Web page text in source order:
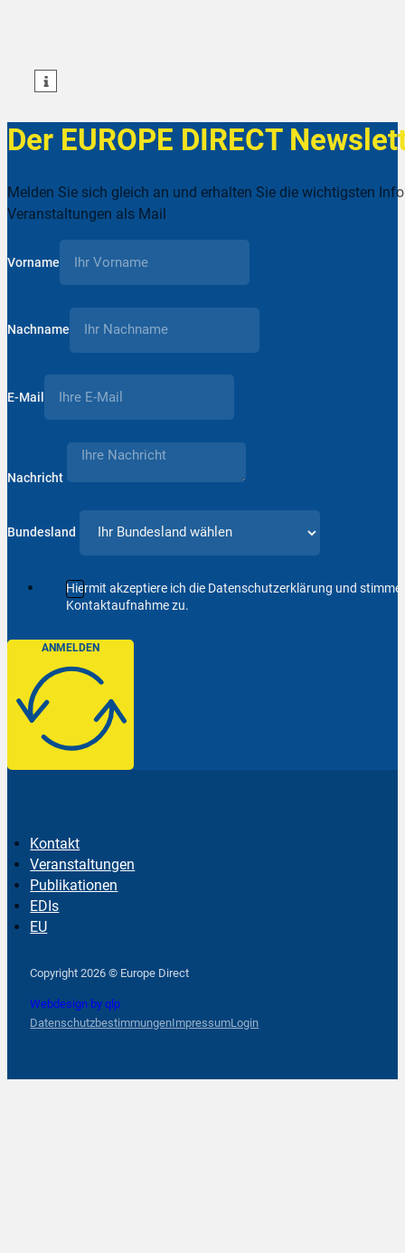
teilen
Der EUROPE DIRECT
Melden Sie sich gleich an und erhalten Sie die wichtigsten
Veranstaltungen als Mail
Vorname
Nachname
E-Mail
Nachricht
Bundesland
Hiermit akzeptiere ich die Datenschutzerklärung und
Kontaktaufnahme zu.
ANMELDEN
Kontakt
Veranstaltungen
Publikationen
EDIs
EU
Copyright 2026 © Europe Direct
Webdesign by qlp
DatenschutzbestimmungenImpressumLogin